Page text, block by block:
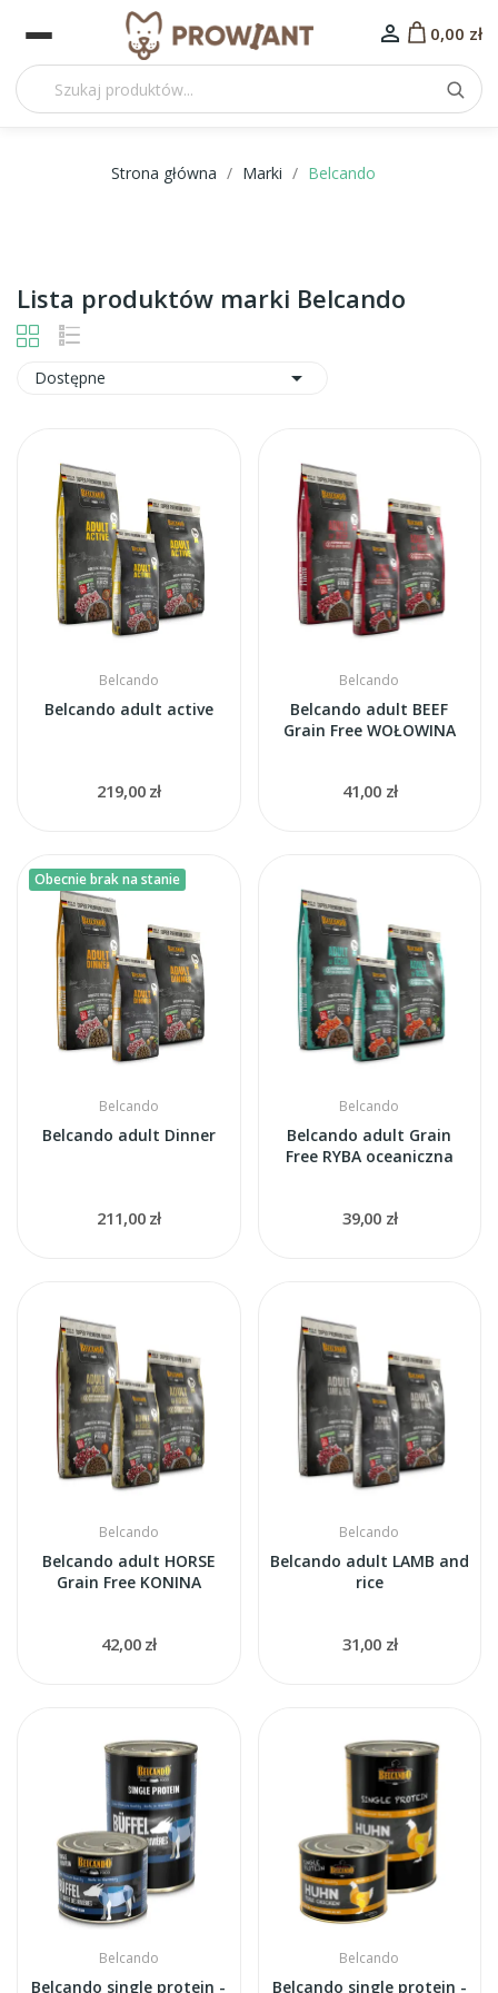
 0,00 zł
Strona główna Marki Belcando
Lista produktów marki Belcando
Dostępne 
Belcando
Belcando adult active
219,00 zł
Belcando
Belcando adult BEEF
Grain Free WOŁOWINA
41,00 zł
Obecnie brak na stanie
Belcando
Belcando adult Dinner
211,00 zł
Belcando
Belcando adult Grain
Free RYBA oceaniczna
39,00 zł
Belcando
Belcando adult HORSE
Grain Free KONINA
42,00 zł
Belcando
Belcando adult LAMB and
rice
31,00 zł
Belcando
Belcando single protein -
Belcando
Belcando single protein -